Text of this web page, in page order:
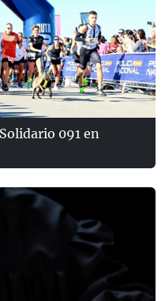
091 en